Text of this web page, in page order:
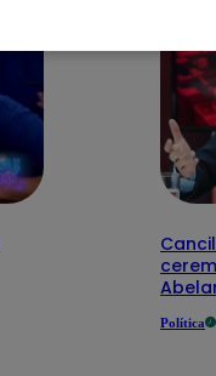
Política